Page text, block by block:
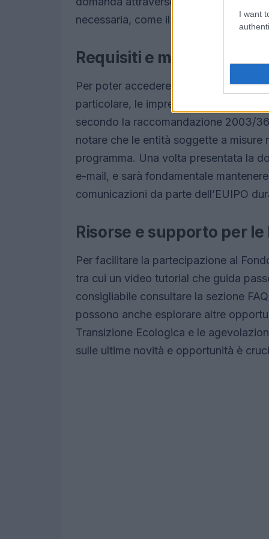
I want
necessaria, come il certificato di
Requisiti e modalità di
Per poter accedere ai voucher, le PMI
particolare, le imprese devono essere
secondo la raccomandazione 2003/
notare che le entità soggette a misure
programma. Una volta presentata la
e-mail, e sarà fondamentale
comunicazioni da parte dell’EUIPO
Risorse e supporto per le
Per facilitare la partecipazione al
tra cui un video tutorial che guida
consigliabile consultare la sezione
possono anche esplorare altre
Transizione Ecologica e le
sulle ultime novità e opportunità è